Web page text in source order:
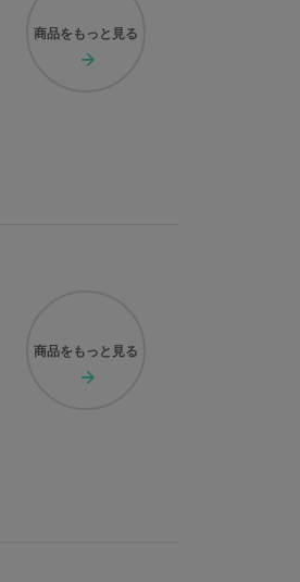
商品を もっと見る
商品を もっと見る